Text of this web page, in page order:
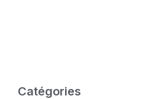
Catégories